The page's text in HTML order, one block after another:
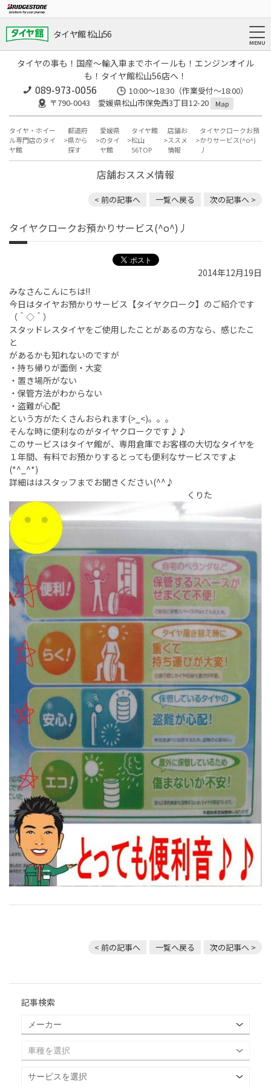
タイヤ館 松山56
タイヤの事も！国産～輸入車までホイールも！エンジンオイル
も！タイヤ館松山56店へ！
089-973-0056
10:00～18:30（作業受付～18:00）
〒790-0043 愛媛県松山市保免西3丁目12-20
Map
タイヤ・ホイー
ル専門店のタイ
ヤ館
都道府
県から
探す
愛媛県
のタイ
ヤ館
タイヤ館
松山
56TOP
店舗お
ススメ
情報
タイヤクロークお預
かりサービス(^o^)
丿
店舗おススメ情報
< 前の記事へ 一覧へ戻る 次の記事へ >
タイヤクロークお預かりサービス(^o^)丿
2014年12月19日
みなさんこんにちは!!
今日はタイヤお預かりサービス【タイヤクローク】のご紹介です
（＾◇＾）
スタッドレスタイヤをご使用したことがあるの方なら、感じたこ
と
があるかも知れないのですが
・持ち帰りが面倒・大変
・置き場所がない
・保管方法がわからない
・盗難が心配
という方がたくさんおられます(>_<)。。。
そんな時に便利なのがタイヤクロークです♪♪
このサービスはタイヤ館が、専用倉庫でお客様の大切なタイヤを
１年間、有料でお預かりするとっても便利なサービスですよ
(*^_^*)
詳細ははスタッフまでお聞きください(^^♪
くりた
< 前の記事へ 一覧へ戻る 次の記事へ >
記事検索